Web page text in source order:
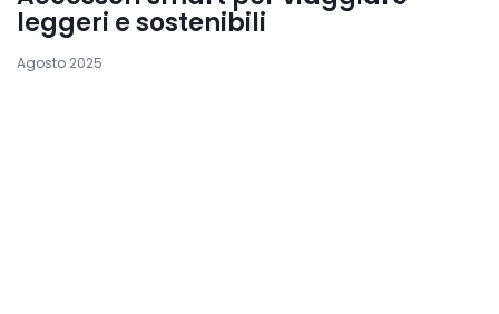
leggeri e sostenibili
Agosto 2025